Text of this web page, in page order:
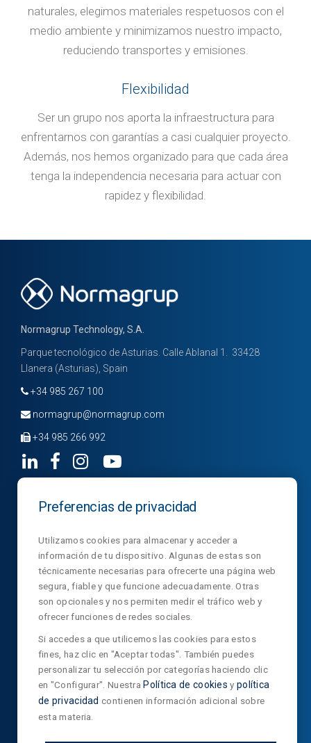
naturales, elegimos materiales respetuosos con el
medio ambiente y minimizamos nuestro impacto,
reduciendo transportes y emisiones.
Flexibilidad
Ser un grupo nos aporta la infraestructura para
enfrentarnos con garantías a casi cualquier proyecto.
Además, nos hemos organizado para que cada área
tenga la independencia necesaria para actuar con
rapidez y flexibilidad.
Normagrup Technology, S.A.
Parque tecnológico de Asturias. Calle Ablanal 1. 33428
Llanera (Asturias), Spain
+34 985 267 100
normagrup@normagrup.com
+34 985 266 992
Empresa
Descargas
Divisiones
NormaLit
NormaDet
NorClinic
Privacidad
SUSCRÍBETE A NUESTRO NEWSLETTER
Preferencias de privacidad
Utilizamos cookies para almacenar y acceder a
información de tu dispositivo. Algunas de estas son
técnicamente necesarias para ofrecerte una página web
segura, fiable y que funcione adecuadamente. Otras
son opcionales y nos permiten medir el tráfico web y
ofrecer funciones de redes sociales.
Si accedes a que utilicemos las cookies para estos
fines, haz clic en "Aceptar todas". También puedes
personalizar tu selección por categorías haciendo clic
en "Configurar". Nuestra Política de cookies y política
de privacidad contienen información adicional sobre
esta materia.